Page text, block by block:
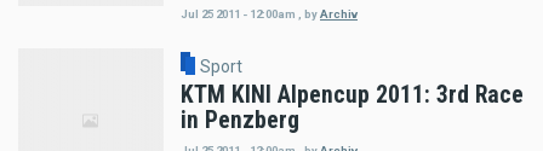
Jul 25 2011 - 12:00am byArchiv
Sport
KTM KINI Alpencup 2011: 3rd Race
in Penzberg